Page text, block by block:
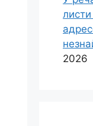
листи
2026